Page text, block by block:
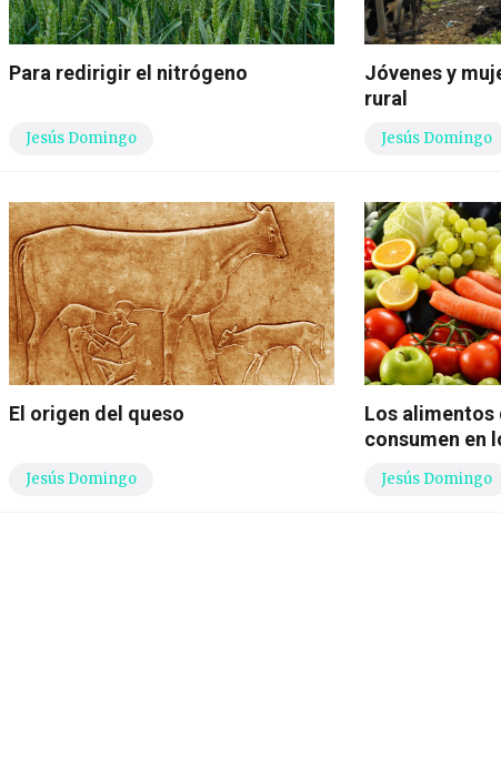
Para redirigir el nitrógeno
Jesús Domingo
Jóvenes y
rural
Jesús Domingo
El origen del queso
Jesús Domingo
Los alimentos
consumen en
Jesús Domingo